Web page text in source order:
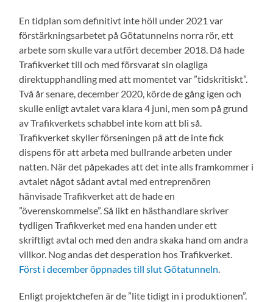
En tidplan som definitivt inte höll under 2021 var
förstärkningsarbetet på Götatunnelns norra rör, ett
arbete som skulle vara utfört december 2018. Då hade
Trafikverket till och med försvarat sin olagliga
direktupphandling med att momentet var ”tidskritiskt”.
Två år senare, december 2020, körde de gång igen och
skulle enligt avtalet vara klara 4 juni, men som på grund
av Trafikverkets schabbel inte kom att bli så.
Trafikverket skyller förseningen på att de inte fick
dispens för att arbeta med bullrande arbeten under
natten. När det påpekades att det inte alls framkommer i
avtalet något sådant avtal med entreprenören
hänvisade Trafikverket att de hade en
”överenskommelse”. Så likt en hästhandlare skriver
tydligen Trafikverket med ena handen under ett
skriftligt avtal och med den andra skaka hand om andra
villkor. Nog andas det desperation hos Trafikverket.
Först i december öppnades till slut Götatunneln.
Enligt projektchefen är de ”lite tidigt in i produktionen”.